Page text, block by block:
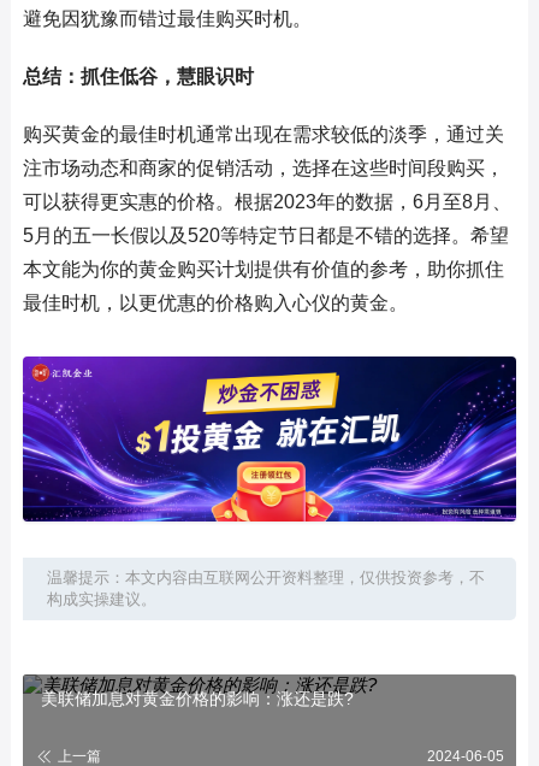
避免因犹豫而错过最佳购买时机。
总结：抓住低谷，慧眼识时
购买黄金的最佳时机通常出现在需求较低的淡季，通过关
注市场动态和商家的促销活动，选择在这些时间段购买，
可以获得更实惠的价格。根据2023年的数据，6月至8月、
5月的五一长假以及520等特定节日都是不错的选择。希望
本文能为你的黄金购买计划提供有价值的参考，助你抓住
最佳时机，以更优惠的价格购入心仪的黄金。
温馨提示：本文内容由互联网公开资料整理，仅供投资参考，不
构成实操建议。
美联储加息对黄金价格的影响：涨还是跌?
上一篇 2024-06-05